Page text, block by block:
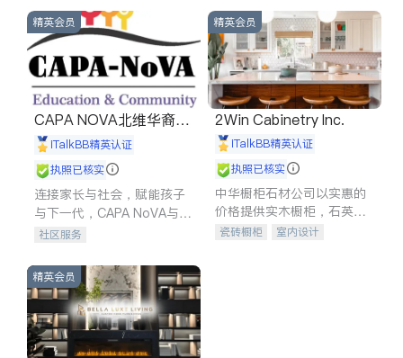
建筑合同、刑事案件全包办
信托/遗嘱
商业
索赔
律师-其它 保释
精英会员
CAPA NOVA北维华裔家
长会iTalkBB精英认证
执照已核实
连接家长与社会，赋能孩子
与下一代，CAPA NoVA与您
携手建设包容、公平、充满
社区服务
精英会员
2Win Cabinetry Inc.
iTalkBB精英认证
执照已核实
中华橱柜石材公司以实惠的
价格提供实木橱柜，石英石
台面，多种优质不锈钢水
瓷砖橱柜
室内设计
精英会员